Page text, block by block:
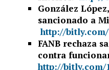
González
sancionado a
http://bitly.com/
FANB rechaza
contra
http://bitly.com/